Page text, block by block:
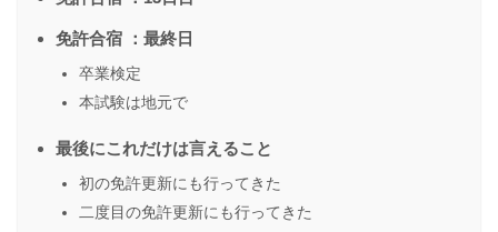
免許合宿 ：最終日
卒業検定
本試験は地元で
最後にこれだけは言えること
初の免許更新にも行ってきた
二度目の免許更新にも行ってきた